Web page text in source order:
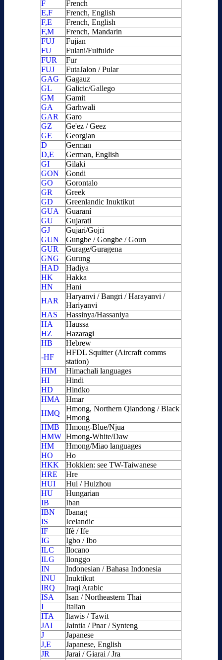
F
French
E,F
French, English
F,E
French, English
F,M
French, Mandarin
FUJ
Fujian
FU
Fulani/Fulfulde
FUR
Fur
FUJ
FutaJalon / Pular
GAG
Gagauz
GL
Galicic/Gallego
GM
Gamit
GA
Garhwali
GAR
Garo
GZ
Ge'ez / Geez
GE
Georgian
D
German
D,E
German, English
GI
Gilaki
GON
Gondi
GO
Gorontalo
GR
Greek
GD
Greenlandic Inuktikut
GUA
Guaraní
GU
Gujarati
GJ
Gujari/Gojri
GUN
Gungbe / Gongbe / Goun
GUR
Gurage/Guragena
GNG
Gurung
HAD
Hadiya
HK
Hakka
HN
Hani
HAR
Haryanvi / Bangri / Harayanvi /
Hariyanvi
HAS
Hassinya/Hassaniya
HA
Haussa
HZ
Hazaragi
HB
Hebrew
-HF
HFDL Squitter (Aircraft comms
station)
HIM
Himachali languages
HI
Hindi
HD
Hindko
HMA
Hmar
HMQ
Hmong, Northern Qiandong / Black
Hmong
HMB
Hmong-Blue/Njua
HMW Hmong-White/Daw
HM
Hmong/Miao languages
HO
Ho
HKK
Hokkien: see TW-Taiwanese
HRE
Hre
HUI
Hui / Huizhou
HU
Hungarian
IB
Iban
IBN
Ibanag
IS
Icelandic
IF
Ifè / Ife
IG
Igbo / Ibo
ILC
Ilocano
ILG
Ilonggo
IN
Indonesian / Bahasa Indonesia
INU
Inuktikut
IRQ
Iraqi Arabic
ISA
Isan / Northeastern Thai
I
Italian
ITA
Itawis / Tawit
JAI
Jaintia / Pnar / Synteng
J
Japanese
J,E
Japanese, English
JR
Jarai / Giarai / Jra